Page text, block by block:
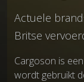
Actuele
Britse
Cargoson is
wordt gebruikt